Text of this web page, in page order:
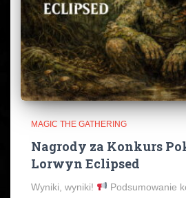
MAGIC THE GATHERING
Nagrody za Konkurs
Lorwyn Eclipsed
Wyniki, wyniki! Podsumowanie